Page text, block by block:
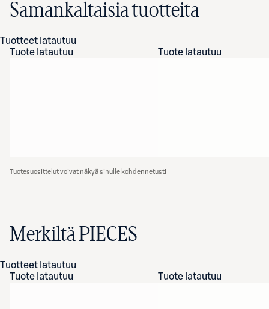
Samankaltaisia tuotteita
Tuotteet latautuu
Tuote latautuu
Tuote latautuu
Tuotesuosittelut voivat näkyä sinulle kohdennetusti
Merkiltä PIECES
Tuotteet latautuu
Tuote latautuu
Tuote latautuu